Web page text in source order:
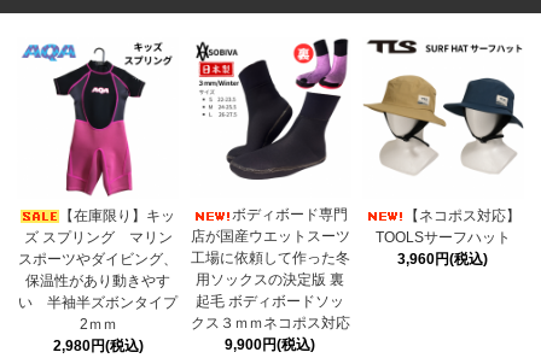
【在庫限り】キッ
ズ スプリング マリン
スポーツやダイビング、
保温性があり動きやす
い 半袖半ズボンタイプ
2ｍｍ
2,980円(税込)
ボディボード専門
店が国産ウエットスーツ
工場に依頼して作った冬
用ソックスの決定版 裏
起毛 ボディボードソッ
クス３ｍｍネコポス対応
9,900円(税込)
【ネコポス対応】
TOOLSサーフハット
3,960円(税込)